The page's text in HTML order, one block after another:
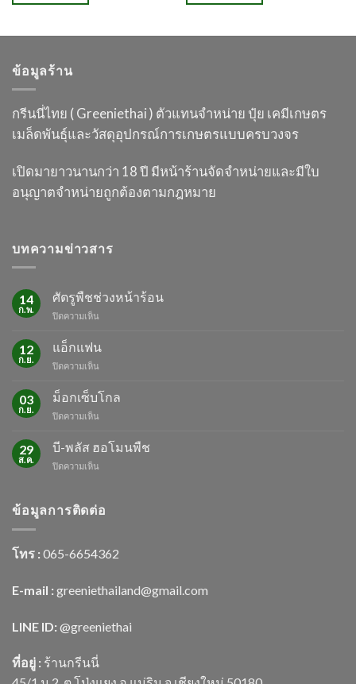
ข้อมูลร้าน
กรีนนี่ไทย ( Greeniethai ) ตัวแทนจำหน่าย ปุ๋ย เคมีเกษตร
เมล็ดพันธุ์และวัสดุอุปกรณ์การเกษตรแบบครบวงจร
เปิดมายาวนานกว่า 18 ปี มีหน้าร้านจัดจำหน่ายและมีใบ
อนุญาตจำหน่ายถูกต้องตามกฎหมาย
บทความข่าวสาร
14
ก.พ.
ศัตรูพืชช่วงหน้าร้อน
ปิดความเห็น
หน้า
12
ก.ย.
แอ็กแฟน
ปิดความเห็น
แฟน
03
ก.ย.
ม็อกเซ็บโกล
ปิดความเห็น
อก
โกล
29
ส.ค.
บี-พลัส ฮอโมนพืช
ปิดความเห็น
ฮอ
ข้อมูลการติดต่อ
โทร : 065-6654362
E-mail : greeniethailand@gmail.com
LINE ID: @greeniethai
ที่อยู่ : ร้านกรีนนี่